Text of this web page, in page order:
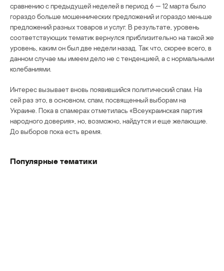
сравнению с предыдущей неделей в период 6 — 12 марта было
гораздо больше мошеннических предложений и гораздо меньше
предложений разных товаров и услуг. В результате, уровень
соответствующих тематик вернулся приблизительно на такой же
уровень, каким он был две недели назад. Так что, скорее всего, в
данном случае мы имеем дело не с тенденцией, а с нормальными
колебаниями.
Интерес вызывает вновь появившийся политический спам. На
сей раз это, в основном, спам, посвященный выборам на
Украине. Пока в спамерах отметилась «Всеукраинская партия
народного доверия», но, возможно, найдутся и еще желающие.
До выборов пока есть время.
Популярные тематики